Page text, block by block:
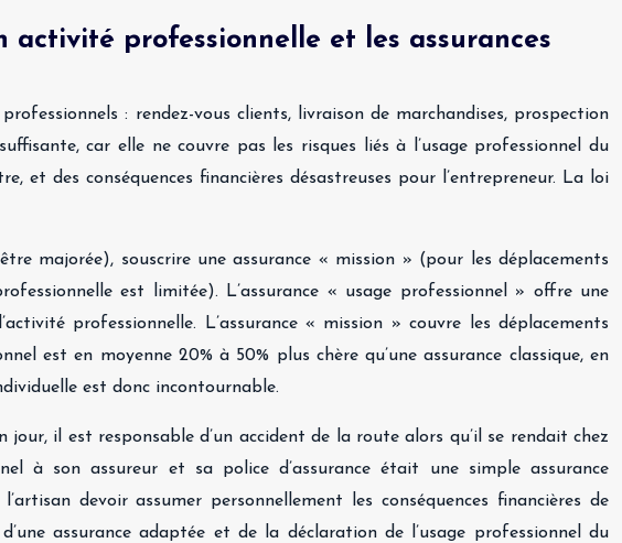
activité professionnelle et les assurances
: rendez-vous clients, livraison de marchandises, prospection
car elle ne couvre pas les risques liés à l’usage professionnel du
et des conséquences financières désastreuses pour l’entrepreneur. La loi
majorée), souscrire une assurance « mission » (pour les déplacements
est limitée). L’assurance « usage professionnel » offre une
professionnelle. L’assurance « mission » couvre les déplacements
est en moyenne 20% à 50% plus chère qu’une assurance classique, en
est donc incontournable.
il est responsable d’un accident de la route alors qu’il se rendait chez
à son assureur et sa police d’assurance était une simple assurance
devoir assumer personnellement les conséquences financières de
assurance adaptée et de la déclaration de l’usage professionnel du